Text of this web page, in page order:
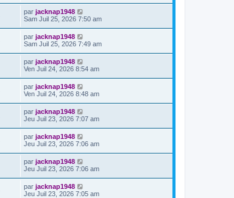
par jacknap1948
Sam Juil 25, 2026 7:50 am
par jacknap1948
Sam Juil 25, 2026 7:49 am
par jacknap1948
Ven Juil 24, 2026 8:54 am
par jacknap1948
Ven Juil 24, 2026 8:48 am
par jacknap1948
Jeu Juil 23, 2026 7:07 am
par jacknap1948
Jeu Juil 23, 2026 7:06 am
par jacknap1948
Jeu Juil 23, 2026 7:06 am
par jacknap1948
Jeu Juil 23, 2026 7:05 am